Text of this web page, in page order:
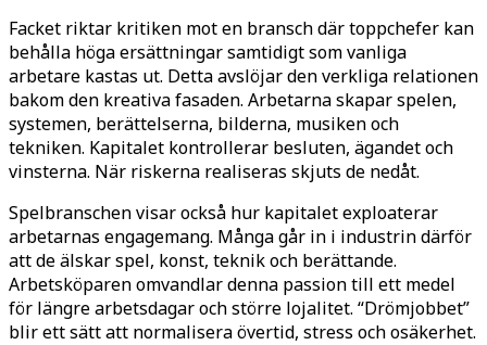
Facket riktar kritiken mot en bransch där toppchefer kan
behålla höga ersättningar samtidigt som vanliga
arbetare kastas ut. Detta avslöjar den verkliga relationen
bakom den kreativa fasaden. Arbetarna skapar spelen,
systemen, berättelserna, bilderna, musiken och
tekniken. Kapitalet kontrollerar besluten, ägandet och
vinsterna. När riskerna realiseras skjuts de nedåt.
Spelbranschen visar också hur kapitalet exploaterar
arbetarnas engagemang. Många går in i industrin därför
att de älskar spel, konst, teknik och berättande.
Arbetsköparen omvandlar denna passion till ett medel
för längre arbetsdagar och större lojalitet. “Drömjobbet”
blir ett sätt att normalisera övertid, stress och osäkerhet.